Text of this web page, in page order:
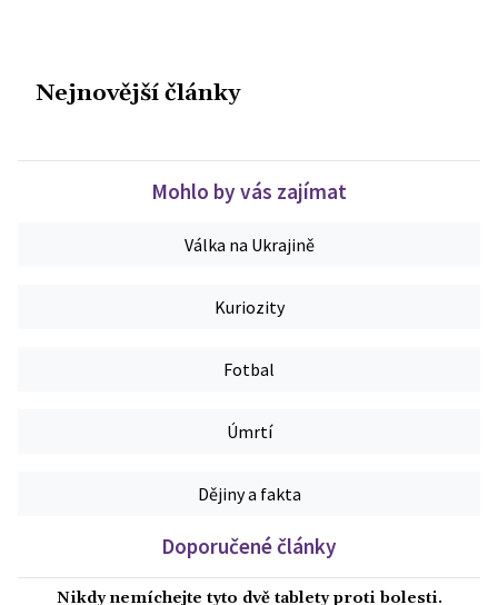
Nejnovější články
Mohlo by vás zajímat
Válka na Ukrajině
Kuriozity
Fotbal
Úmrtí
Dějiny a fakta
Doporučené články
Nikdy nemíchejte tyto dvě tablety proti bolesti.